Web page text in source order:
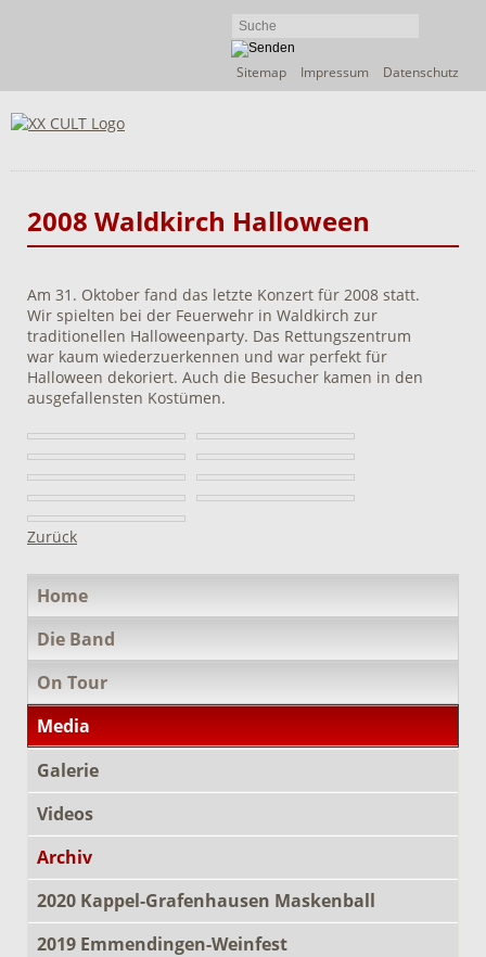
Navigation
Sitemap Impressum Datenschutz
2008 Waldkirch Halloween
Am 31. Oktober fand das letzte Konzert für 2008 statt.
Wir spielten bei der Feuerwehr in Waldkirch zur
traditionellen Halloweenparty. Das Rettungszentrum
war kaum wiederzuerkennen und war perfekt für
Halloween dekoriert. Auch die Besucher kamen in den
ausgefallensten Kostümen.
Zurück
überspringen
Home
Die Band
On Tour
Media
Galerie
Videos
Archiv
2020 Kappel-Grafenhausen Maskenball
2019 Emmendingen-Weinfest